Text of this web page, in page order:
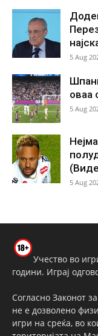
5 Aug
оваа
5 Aug
5 Aug
Учество во
години. Играј
Согласно Законот
не е дозволено
игри на среќа, во